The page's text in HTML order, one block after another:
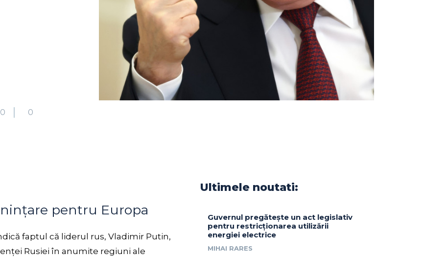
0
pentru Europa
faptul că liderul rus, Vladimir Putin,
Rusiei în anumite regiuni ale
Ultimele noutati:
Guvernul pregătește un act legislativ
pentru restricționarea utilizării
energiei electrice
MIHAI RARES